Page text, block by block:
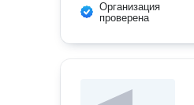
Организация
проверена